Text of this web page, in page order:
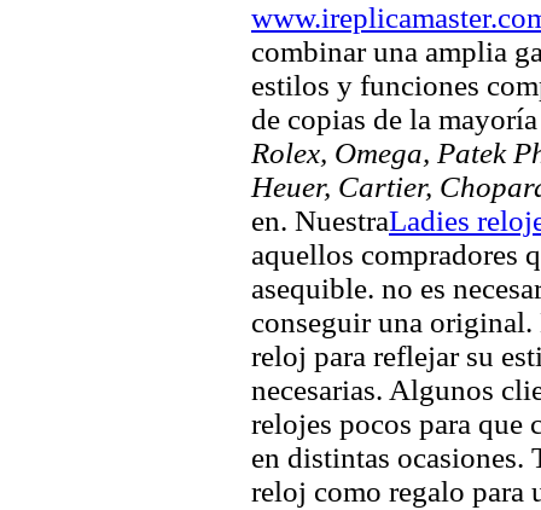
combinar una amplia
estilos y funciones
de copias de la
Rolex, Omega, Patek
Heuer, Cartier,
en. NuestraLadies
aquellos compradores
asequible. no es
conseguir una
reloj para reflejar su
necesarias. Algunos
relojes pocos para que
en distintas ocasiones.
reloj como regalo para